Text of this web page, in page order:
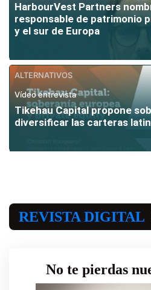
HarbourVest Partners
responsable de patrimonio
y el sur de Europa
ALTERNATIVOS
Vídeo entrevista
Tikehau Capital propone
diversificar las carteras
REVISTA DIGITAL
No te pierdas